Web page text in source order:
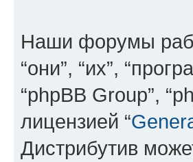
Наши форумы
“они”, “их”,
“phpBB Group”,
лицензией “
Дистрибутив